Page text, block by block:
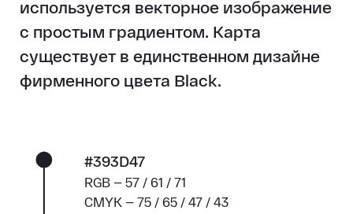
используется векторное изображение
с простым градиентом. Карта
существует в единственном дизайне
фирменного цвета Black.
#393D47
RGB — 57 / 61 / 71
CMYK — 75 / 65 / 47 / 43